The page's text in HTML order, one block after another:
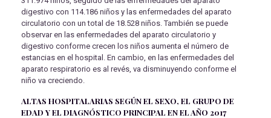
digestivo con 114.186 niños y las enfermedades del aparato
circulatorio con un total de 18.528 niños. También se puede
observar en las enfermedades del aparato circulatorio y
digestivo conforme crecen los niños aumenta el número de
estancias en el hospital. En cambio, en las enfermedades del
aparato respiratorio es al revés, va disminuyendo conforme el
niño va creciendo.
ALTAS HOSPITALARIAS SEGÚN EL SEXO, EL GRUPO DE
EDAD Y EL DIAGNÓSTICO PRINCIPAL EN EL AÑO 2017